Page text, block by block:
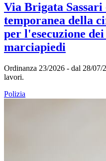
Via Brigata
temporanea della
per l'esecuzione
marciapiedi
Ordinanza 23/2026 - dal 28/
lavori.
Polizia